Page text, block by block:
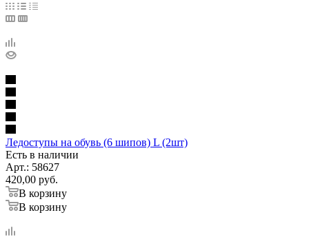
Ледоступы на обувь (6 шипов) L (2шт)
Есть в наличии
Арт.: 58627
420,00 руб.
В корзину
В корзину